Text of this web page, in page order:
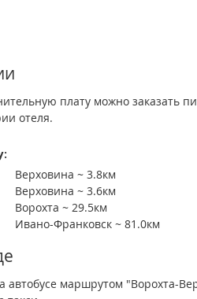
плату можно заказать
отеля.
Верховина ~ 3.8км
Верховина ~ 3.6км
Ворохта ~ 29.5км
Ивано-Франковск ~ 81.0км
автобусе маршрутом "Ворохта-